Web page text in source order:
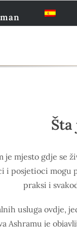
Šta
je mjesto gdje se
i posjetioci mogu
praksi i
usluga ovdje,
Ashramu je